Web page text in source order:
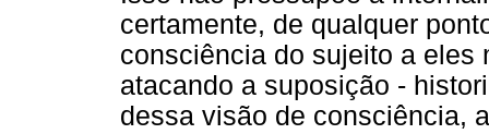
certamente, de qualquer
consciência do sujeito a eles
atacando a suposição -
dessa visão de consciência,